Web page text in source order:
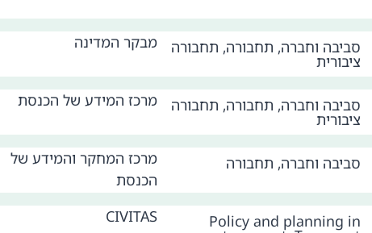
סביבה וחברה, תחבורה, תחבורה
ציבורית
מבקר המדינה
סביבה וחברה, תחבורה, תחבורה
ציבורית
מרכז המידע של הכנסת
סביבה וחברה, תחבורה
מרכז המחקר והמידע של
הכנסת
Policy and planning in
CIVITAS